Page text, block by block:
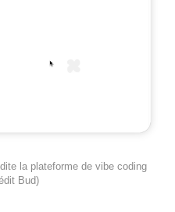
la plateforme de vibe coding
Bud)